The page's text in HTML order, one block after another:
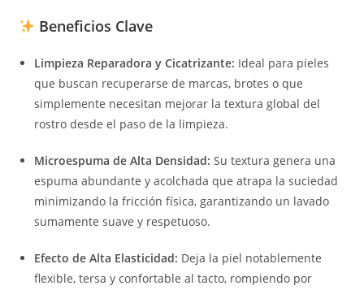
Beneficios Clave
Limpieza Reparadora y Cicatrizante: Ideal para pieles
que buscan recuperarse de marcas, brotes o que
simplemente necesitan mejorar la textura global del
rostro desde el paso de la limpieza.
Microespuma de Alta Densidad: Su textura genera una
espuma abundante y acolchada que atrapa la suciedad
minimizando la fricción física, garantizando un lavado
sumamente suave y respetuoso.
Efecto de Alta Elasticidad: Deja la piel notablemente
flexible, tersa y confortable al tacto, rompiendo por